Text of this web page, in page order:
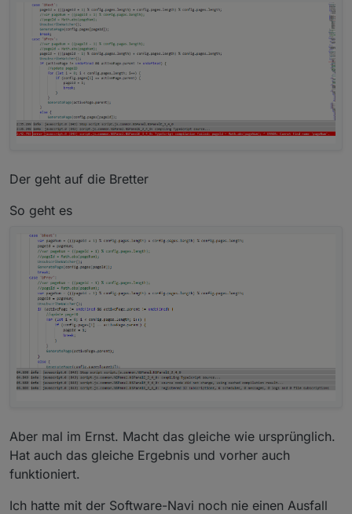
Der geht auf die Bretter
So geht es
Aber mal im Ernst. Macht das gleiche wie ursprünglich.
Hat auch das gleiche Ergebnis und vorher auch
funktioniert.
Ich hatte mit der Software-Navi noch nie einen Ausfall